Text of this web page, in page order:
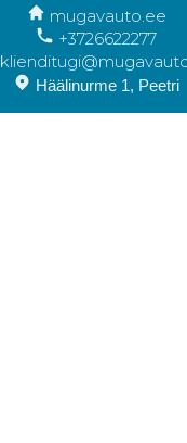
mugavauto.ee
+3726622277
Häälinurme 1, Peetri